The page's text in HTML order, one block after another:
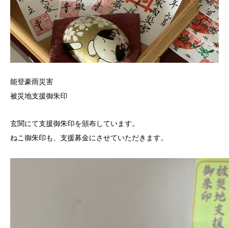
能登豪雨災害
被災地支援御朱印
玄関にて支援御朱印を頒布しています。
ねこ御朱印も、支援募金にさせていただきます。